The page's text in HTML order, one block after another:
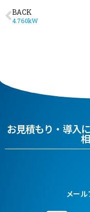
BACK
4.760kW
お見積もり・導入
メー